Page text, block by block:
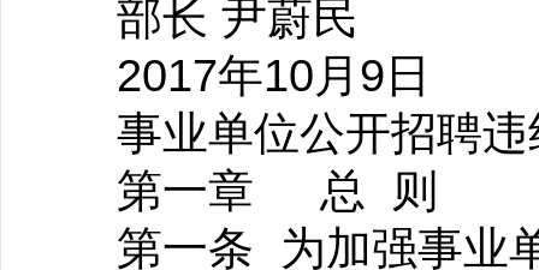
部长 尹蔚民
2017年10月9日
事业单位公开招聘违
第一章 总 则
第一条 为加强事业单